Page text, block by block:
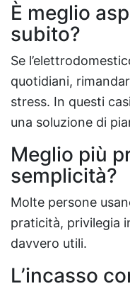
È meglio
subito?
Se
quotidiani,
stress. In questi
una soluzione di
Meglio più
semplicità?
Molte persone
praticità, privilegia
davvero utili.
L’incasso